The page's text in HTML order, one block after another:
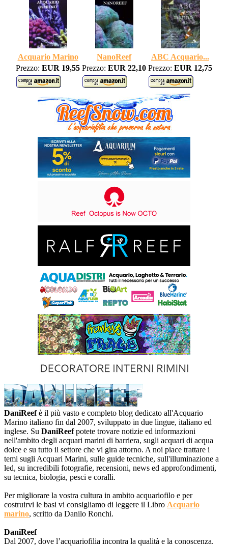
Acquario Marino NanoReef
ABC Acquario...
Prezzo: EUR 19,55 Prezzo: EUR 22,10 Prezzo: EUR 12,75
DaniReefè il più vasto e completo blog dedicato all'Acquario
Marino italiano fin dal 2007, sviluppato in due lingue, italiano ed
inglese. Su DaniReefpotete trovare notizie ed informazioni
nell'ambito degli acquari marini di barriera, sugli acquari di acqua
dolce e su tutto il settore che vi gira attorno. A noi piace trattare i
temi sugli Acquari Marini, sulle guide tecniche, sull'illuminazione a
led, su incredibili fotografie, recensioni, news ed approfondimenti,
su tecnica, biologia, pesci e coralli.
Per migliorare la vostra cultura in ambito acquariofilo e per
costruirvi le basi vi consigliamo di leggere il Libro Acquario
marino, scritto da Danilo Ronchi.
DaniReef
Dal 2007, dove l’acquariofilia incontra la qualità e la conoscenza.